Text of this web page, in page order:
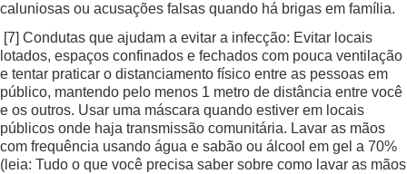
caluniosas ou acusações falsas quando há brigas em família.
[7] Condutas que ajudam a evitar a infecção: Evitar locais
lotados, espaços confinados e fechados com pouca ventilação
e tentar praticar o distanciamento físico entre as pessoas em
público, mantendo pelo menos 1 metro de distância entre você
e os outros. Usar uma máscara quando estiver em locais
públicos onde haja transmissão comunitária. Lavar as mãos
com frequência usando água e sabão ou álcool em gel a 70%
(leia: Tudo o que você precisa saber sobre como lavar as mãos